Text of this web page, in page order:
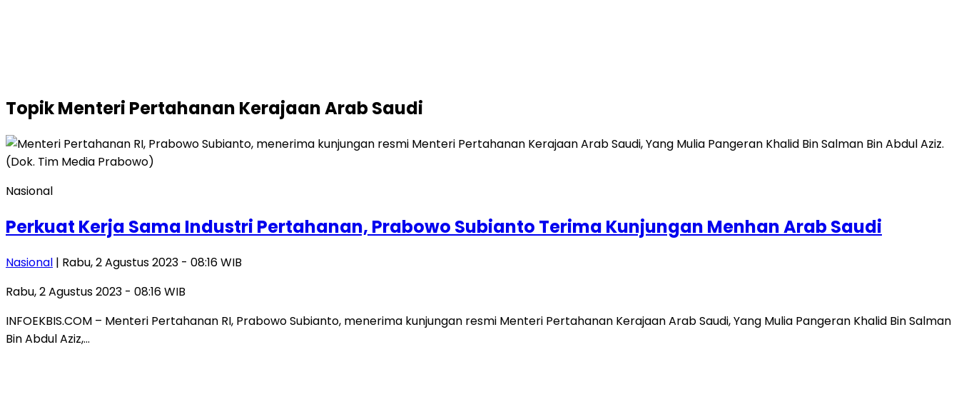
TopikMenteri Pertahanan Kerajaan Arab Saudi
Nasional
Perkuat Kerja Sama Industri Pertahanan, Prabowo Subianto Terima Kunjungan Menhan Arab Saudi
Nasional | Rabu, 2 Agustus 2023 - 08:16 WIB
Rabu, 2 Agustus 2023 - 08:16 WIB
INFOEKBIS.COM – Menteri Pertahanan RI, Prabowo Subianto, menerima kunjungan resmi Menteri Pertahanan Kerajaan Arab Saudi, Yang Mulia Pangeran Khalid Bin Salman
Bin Abdul Aziz,…